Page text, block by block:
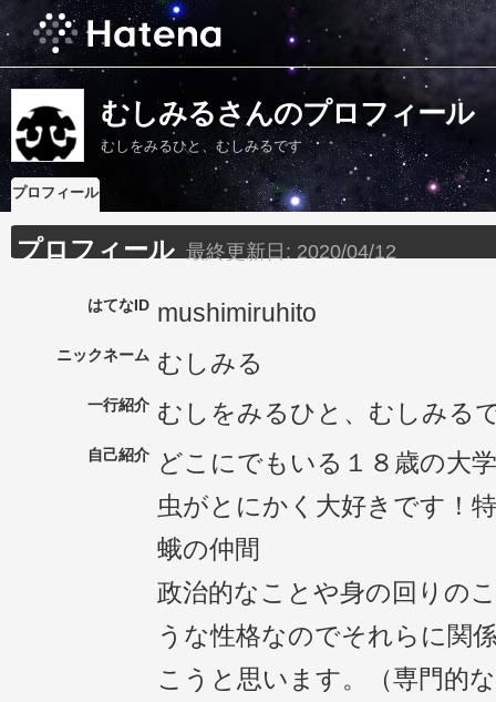
むしみるさんのプロフィール
むしをみるひと、むしみるです
プロフィール
プロフィール 最終更新日: 2020/04/12
はてなID mushimiruhito
ニックネーム むしみる
一行紹介 むしをみるひと、むしみる
自己紹介
どこにでもいる１８歳の大
虫がとにかく大好きです！
蛾の仲間
政治的なことや身の回りの
うな性格なのでそれらに関
こうと思います。（専門的